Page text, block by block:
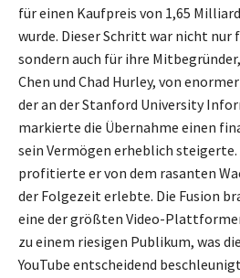
für einen Kaufpreis von 1,65
wurde. Dieser Schritt war nicht
sondern auch für ihre
Chen und Chad Hurley, von
der an der Stanford University
markierte die Übernahme einen
sein Vermögen erheblich
profitierte er von dem rasanten
der Folgezeit erlebte. Die Fusion
eine der größten Video-
zu einem riesigen Publikum, was
YouTube entscheidend